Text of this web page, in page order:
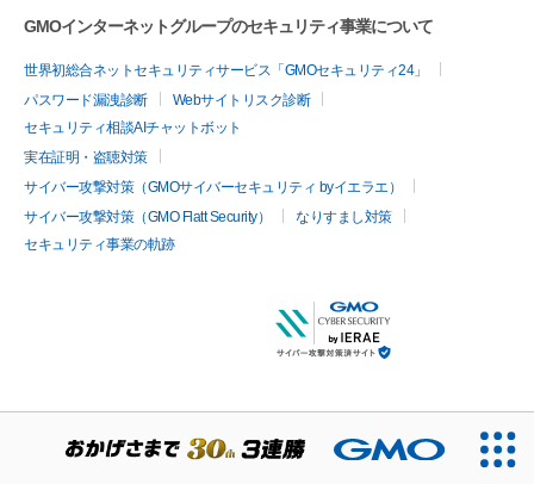
GMOインターネットグループのセキュリティ事業について
世界初総合ネットセキュリティサービス「GMOセキュリティ24」
パスワード漏洩診断
Webサイトリスク診断
セキュリティ相談AIチャットボット
実在証明・盗聴対策
サイバー攻撃対策（GMOサイバーセキュリティ byイエラエ）
サイバー攻撃対策（GMO Flatt Security）
なりすまし対策
セキュリティ事業の軌跡